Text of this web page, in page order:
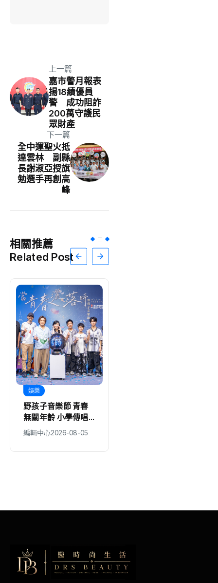
上一篇
嘉市警月報表
揚18績優員
警 成功阻詐
200萬守護民
眾財產
下一篇
全中運聖火抵
達雲林 副縣
長謝淑亞授旗
勉選手再創高
峰
相關推薦
Related Post
娛樂
野孩子音樂節 青春
無關年齡 小學傳唱
童謠 掀客語新風貌
編輯中心2026-08-05